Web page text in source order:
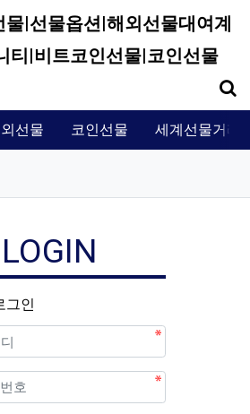
|선물옵션|해외선물대여계
티|비트코인선물|코인선물
선물 코인선물 세계선물거래
LOGIN
그인